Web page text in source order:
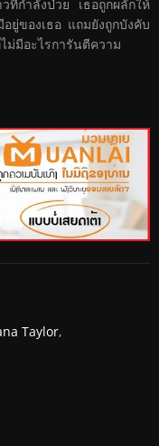
ที่กำลังป่วย เธอถูกผลักให้
ยู่ของเธอ แถมยังถูกบังคับ
ม่มีอะไรการันตีความ
Taylor,